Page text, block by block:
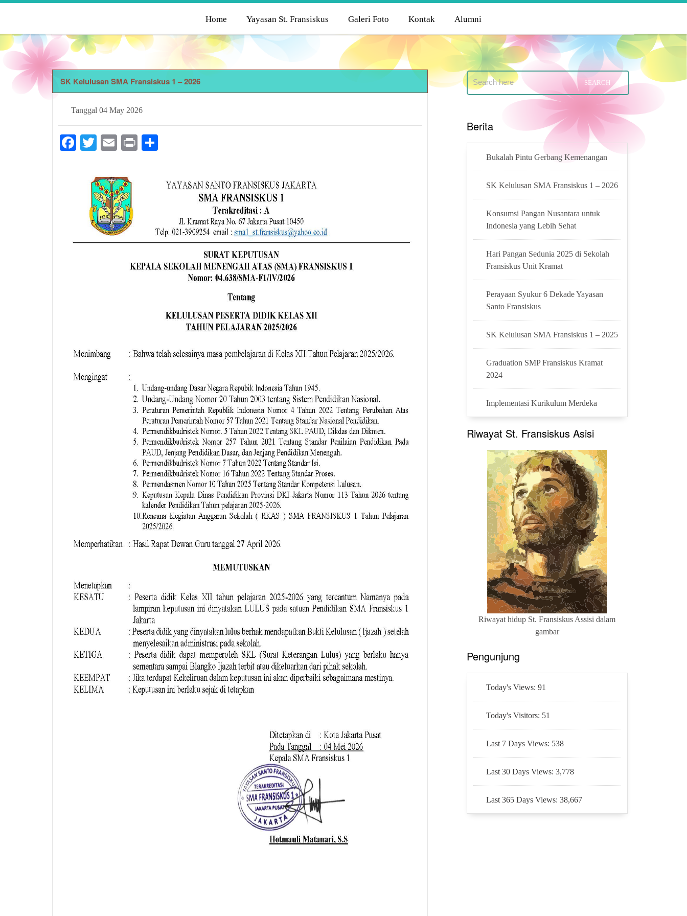
Home Yayasan St. Fransiskus Galeri Foto Kontak Alumni
SK Kelulusan SMA Fransiskus 1 – 2026
Tanggal 04 May 2026
Facebook
TwitterEmail
Print
Berita
Bukalah Pintu Gerbang Kemenangan
SK Kelulusan SMA Fransiskus 1 – 2026
Konsumsi Pangan Nusantara untuk
Indonesia yang Lebih Sehat
Hari Pangan Sedunia 2025 di Sekolah
Fransiskus Unit Kramat
Perayaan Syukur 6 Dekade Yayasan
Santo Fransiskus
SK Kelulusan SMA Fransiskus 1 – 2025
Graduation SMP Fransiskus Kramat
2024
Implementasi Kurikulum Merdeka
Riwayat St. Fransiskus Asisi
Riwayat hidup St. Fransiskus Assisi dalam
gambar
Pengunjung
Today's Views:91
Today's Visitors: 51
Last 7 Days Views: 538
Last 30 Days Views:3,778
Last 365 Days Views:38,667